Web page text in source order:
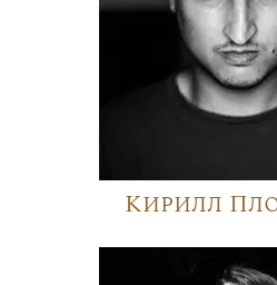
Кирилл